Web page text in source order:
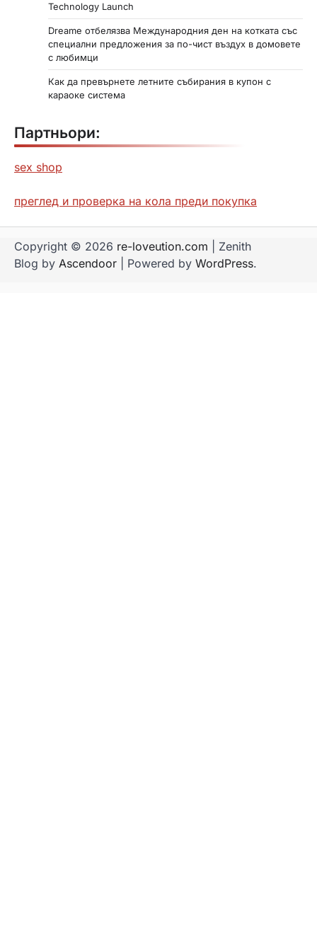
Technology Launch
Dreame отбелязва Международния ден на котката със
специални предложения за по-чист въздух в домовете
с любимци
Как да превърнете летните събирания в купон с
караоке система
Партньори:
sex shop
преглед и проверка на кола преди покупка
Copyright © 2026 re-loveution.com | Zenith
Blog by Ascendoor | Powered by WordPress.